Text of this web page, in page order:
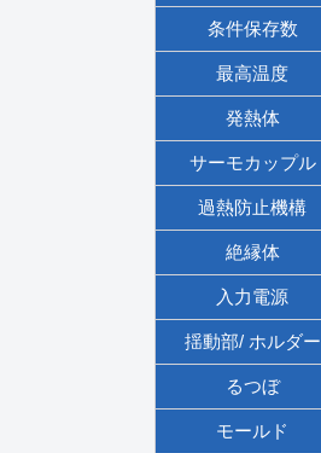
条件保存数
最高温度
発熱体
サーモカップル
過熱防止機構
絶縁体
入力電源
揺動部/ ホルダー
るつぼ
モールド